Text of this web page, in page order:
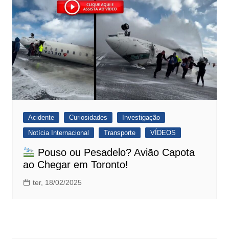
Acidente Curiosidades
Investigação
Notícia Internacional
Transporte VÍDEOS
Pouso ou Pesadelo? Avião Capota
ao Chegar em Toronto!
ter, 18/02/2025